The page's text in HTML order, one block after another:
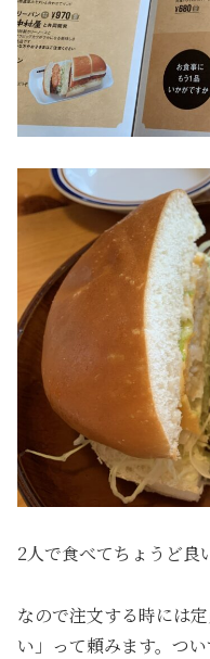
2人で食べてちょうど良
なので注文する時には
い」って頼みます。つ